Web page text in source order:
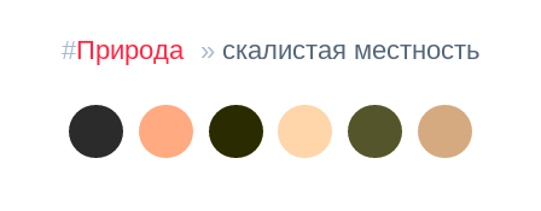
#Природа » скалистая местность